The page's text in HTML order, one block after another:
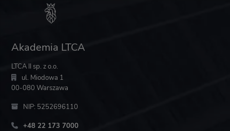
Akademia LTCA
LTCA II sp. z o.o.
ul. Miodowa 1
00-080 Warszawa
NIP: 5252696110
+48 22 173 7000